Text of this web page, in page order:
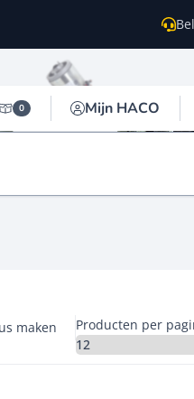
0 Mijn HACO
maken Producten per